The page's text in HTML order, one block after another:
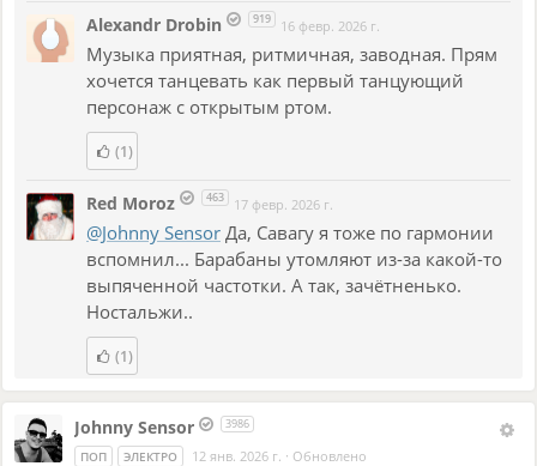
довольно забавен, имхо).
Alexandr Drobin 919 16 февр. 2026 г.
Музыка приятная, ритмичная, заводная. Прям
хочется танцевать как первый танцующий
персонаж с открытым ртом.
(1)
Red Moroz 463 17 февр. 2026 г.
@Johnny Sensor Да, Савагу я тоже по гармонии
вспомнил... Барабаны утомляют из-за какой-то
выпяченной частотки. А так, зачётненько.
Ностальжи..
(1)
Johnny Sensor 3986
ПОП ЭЛЕКТРО 12 янв. 2026 г. · Обновлено